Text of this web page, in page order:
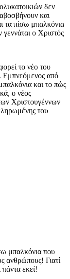
δεν
και
τα πίσω μπαλκόνια
γεννάται ο Χριστός
το νέο του
Εμπνεόμενος από
και το πώς
ο νέος
Χριστουγέννων
του
μπαλκόνια που
ανθρώπους! Γιατί
εκεί!